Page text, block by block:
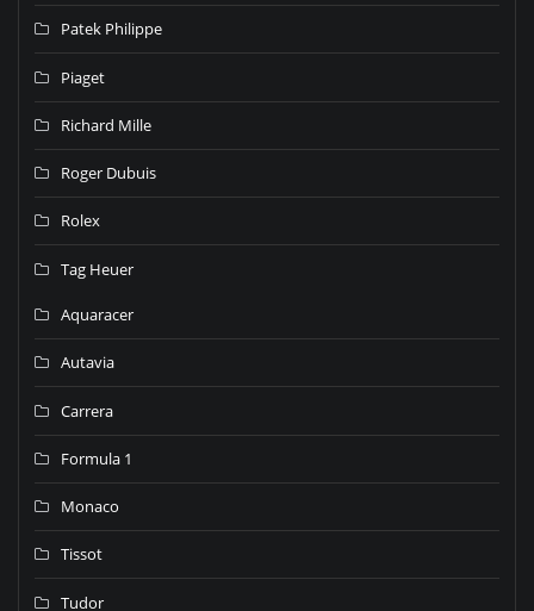
Patek Philippe
Piaget
Richard Mille
Roger Dubuis
Rolex
Tag Heuer
Aquaracer
Autavia
Carrera
Formula 1
Monaco
Tissot
Tudor